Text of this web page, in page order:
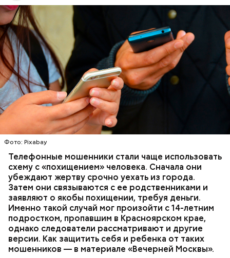
Фото: Pixabay
Телефонные мошенники стали чаще использовать
схему с «похищением» человека. Сначала они
убеждают жертву срочно уехать из города.
Затем они связываются с ее родственниками и
заявляют о якобы похищении, требуя деньги.
Именно такой случай мог произойти с 14-летним
подростком, пропавшим в Красноярском крае,
однако следователи рассматривают и другие
версии. Как защитить себя и ребенка от таких
мошенников — в материале «Вечерней Москвы».
— Я хотел бы принести свои глубочайшие,
искренние извинения всем людям, которые
физически или душевно пострадали от моих
действий или недействий. Особенно тем, которые
потеряли родного, близкого человека. Молюсь и
надеюсь, что когда-нибудь их душевные раны
смогут зажить, —сожалел он.
Пытался убить за любовь: как
история с отравлением
пирожками переросла в
покушение
Затем молодой человек заявил, что хочетзаняться
паломничеством
и посетить места захоронения
своих жертв. В случае своего освобождения
Миссюра обещал помириться с родителями и
начать «нести только добро и пользу людям».